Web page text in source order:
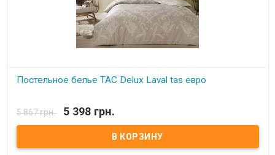
Постельное белье TAC Delux Laval tas евро
Двуспальный евро комплект:
Простынь:240x260 см.
200x220 см.
50x70 см.
Ткань:полированный сатин Delux, 100% хлопок.
5 867 грн. 5 398 грн.